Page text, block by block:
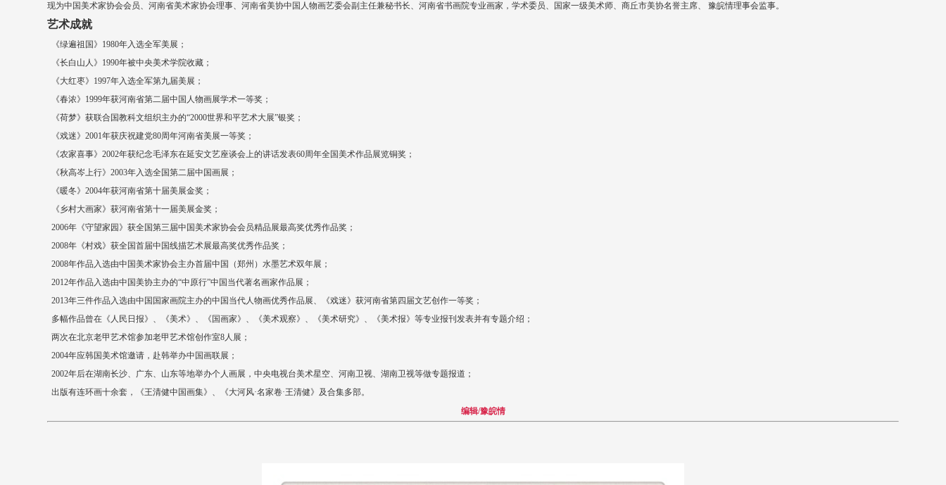
现为中国美术家协会会员、河南省美术家协会理事、河南省美协中国人物画艺委会副主任兼秘书长、河南省书画院专业画家，学术委员、国家一级美术师、商丘市美协名誉主席、
豫皖情理事会监事。
艺术成就
《绿遍祖国》1980年入选全军美展；
《长白山人》1990年被中央美术学院收藏；
《大红枣》1997年入选全军第九届美展；
《春浓》1999年获河南省第二届中国人物画展学术一等奖；
《荷梦》获联合国教科文组织主办的“2000世界和平艺术大展”银奖；
《戏迷》2001年获庆祝建党80周年河南省美展一等奖；
《农家喜事》2002年获纪念毛泽东在延安文艺座谈会上的讲话发表60周年全国美术作品展览铜奖；
《秋高岑上行》2003年入选全国第二届中国画展；
《暖冬》2004年获河南省第十届美展金奖；
《乡村大画家》获河南省第十一届美展金奖；
2006年《守望家园》获全国第三届中国美术家协会会员精品展最高奖优秀作品奖；
2008年《村戏》获全国首届中国线描艺术展最高奖优秀作品奖；
2008年作品入选由中国美术家协会主办首届中国（郑州）水墨艺术双年展；
2012年作品入选由中国美协主办的“中原行”中国当代著名画家作品展；
2013年三件作品入选由中国国家画院主办的中国当代人物画优秀作品展、
《戏迷》获河南省第四届文艺创作一等奖；
多幅作品曾在《人民日报》、《美术》、《国画家》、《美术观察》、《美术研究》、《美术报》等专业报刊发表并有专题介绍；
两次在北京老甲艺术馆参加老甲艺术馆创作室8人展；
2004年应韩国美术馆邀请，赴韩举办中国画联展；
2002年后在湖南长沙、广东、山东等地举办个人画展，中央电视台美术星空、河南卫视、湖南卫视等做专题报道；
出版有连环画十余套，《王清健中国画集》、《大河风·名家卷·王清健》及合集多部。
编辑/豫皖情